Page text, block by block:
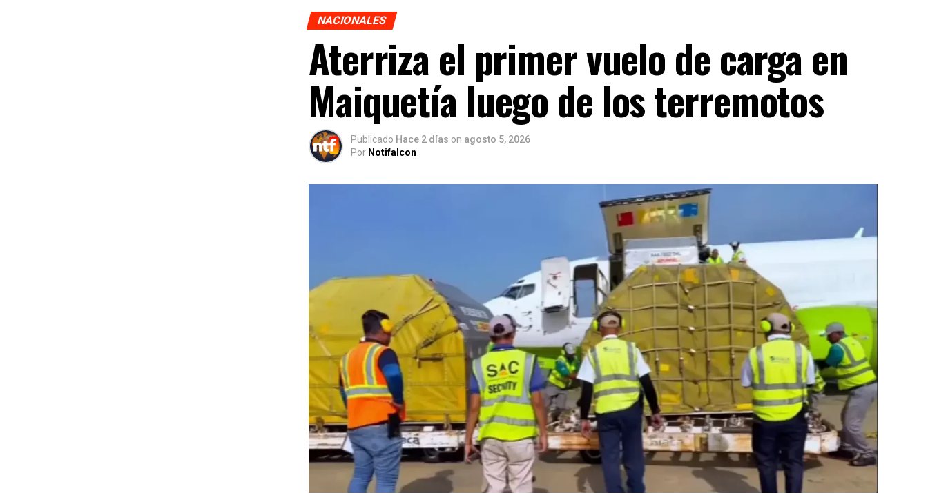
NACIONALES
Aterriza el primer vuelo de carga en
Maiquetía luego de los terremotos
Publicado Hace 2 días on agosto 5, 2026
Por Notifalcon